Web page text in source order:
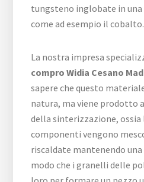
tungsteno inglobate in
come ad esempio il cobalto.
La nostra impresa
compro Widia Cesano
sapere che questo
natura, ma viene prodotto
della sinterizzazione,
componenti vengono
riscaldate mantenendo
modo che i granelli delle